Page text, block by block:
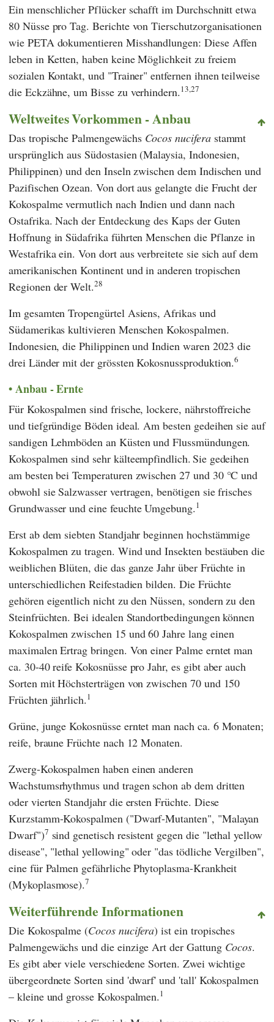
Ein menschlicher Pflücker schafft im Durchschnitt etwa
80 Nüsse pro Tag. Berichte von Tierschutzorganisationen
wie PETAdokumentieren Misshandlungen: Diese Affen
leben in Ketten, haben keine Möglichkeit zu freiem
sozialen Kontakt, und "Trainer" entfernen ihnen teilweise
die Eckzähne, um Bisse zu verhindern.13,27
Weltweites Vorkommen - Anbau
Das tropische Palmengewächs Cocos nucifera stammt
ursprünglich aus Südostasien (Malaysia, Indonesien,
Philippinen) und den Inseln zwischen dem Indischen und
Pazifischen Ozean. Von dort aus gelangte die Frucht der
Kokospalme vermutlich nach Indien und dann nach
Ostafrika. Nach der Entdeckung des Kaps der Guten
Hoffnung in Südafrika führten Menschen die Pflanze in
Westafrika ein. Von dort aus verbreitete sie sich auf dem
amerikanischen Kontinent und in anderen tropischen
Regionen der Welt.28
Im gesamten Tropengürtel Asiens, Afrikas und
Südamerikas kultivieren Menschen Kokospalmen.
Indonesien, die Philippinen und Indien waren 2023 die
drei Länder mit der grössten Kokosnussproduktion.6
Anbau - Ernte
Für Kokospalmen sind frische, lockere, nährstoffreiche
und tiefgründige Böden ideal. Am besten gedeihen sie auf
sandigen Lehmböden an Küsten und Flussmündungen.
Kokospalmen sind sehr kälteempfindlich. Sie gedeihen
am besten bei Temperaturen zwischen 27 und 30 °C und
obwohl sie Salzwasser vertragen, benötigen sie frisches
Grundwasser und eine feuchte Umgebung.1
Erst ab dem siebten Standjahr beginnen hochstämmige
Kokospalmen zu tragen. Wind und Insekten bestäuben die
weiblichen Blüten, die das ganze Jahr über Früchte in
unterschiedlichen Reifestadien bilden. Die Früchte
gehören eigentlich nicht zu den Nüssen, sondern zu den
Steinfrüchten. Bei idealen Standortbedingungen können
Kokospalmen zwischen 15 und 60 Jahre lang einen
maximalen Ertrag bringen. Von einer Palme erntet man
ca. 30-40 reife Kokosnüsse pro Jahr, es gibt aber auch
Sorten mit Höchsterträgen von zwischen 70 und 150
Früchten jährlich.1
Grüne, junge Kokosnüsse erntet man nach ca. 6 Monaten;
reife, braune Früchte nach 12 Monaten.
Zwerg-Kokospalmen haben einen anderen
Wachstumsrhythmus und tragen schon ab dem dritten
oder vierten Standjahr die ersten Früchte. Diese
Kurzstamm-Kokospalmen ("Dwarf-Mutanten", "Malayan
Dwarf")7 sind genetisch resistent gegen die "lethal yellow
disease", "lethal yellowing" oder "das tödliche Vergilben",
eine für Palmen gefährliche Phytoplasma-Krankheit
(Mykoplasmose).7
Weiterführende Informationen
Die Kokospalme (Cocos nucifera) ist ein tropisches
Palmengewächs und die einzige Art der Gattung Cocos.
Es gibt aber viele verschiedene Sorten. Zwei wichtige
übergeordnete Sorten sind 'dwarf' und 'tall' Kokospalmen
– kleine und grosse Kokospalmen.1